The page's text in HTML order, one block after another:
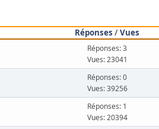
Réponses /Vues
Réponses: 3
Vues: 23041
Réponses: 0
Vues: 39256
Réponses: 1
Vues: 20394